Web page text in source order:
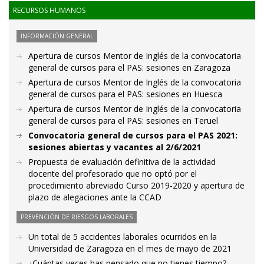
RECURSOS HUMANOS
INFORMACIÓN GENERAL
Apertura de cursos Mentor de Inglés de la convocatoria
general de cursos para el PAS: sesiones en Zaragoza
Apertura de cursos Mentor de Inglés de la convocatoria
general de cursos para el PAS: sesiones en Huesca
Apertura de cursos Mentor de Inglés de la convocatoria
general de cursos para el PAS: sesiones en Teruel
Convocatoria general de cursos para el PAS 2021:
sesiones abiertas y vacantes al 2/6/2021
Propuesta de evaluación definitiva de la actividad
docente del profesorado que no optó por el
procedimiento abreviado Curso 2019-2020 y apertura de
plazo de alegaciones ante la CCAD
PREVENCIÓN DE RIESGOS LABORALES
Un total de 5 accidentes laborales ocurridos en la
Universidad de Zaragoza en el mes de mayo de 2021